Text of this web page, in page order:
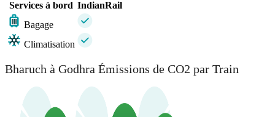
Services à bord IndianRail
Bagage
Climatisation
Bharuch à Godhra Émissions de CO2 par Train